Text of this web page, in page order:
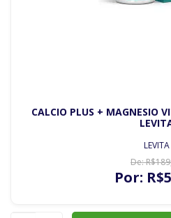
CALCIO PLUS + MAGNESIO
LEVITA
De:R$189
Por: R$